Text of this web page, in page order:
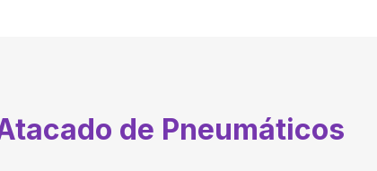
de Pneumáticos